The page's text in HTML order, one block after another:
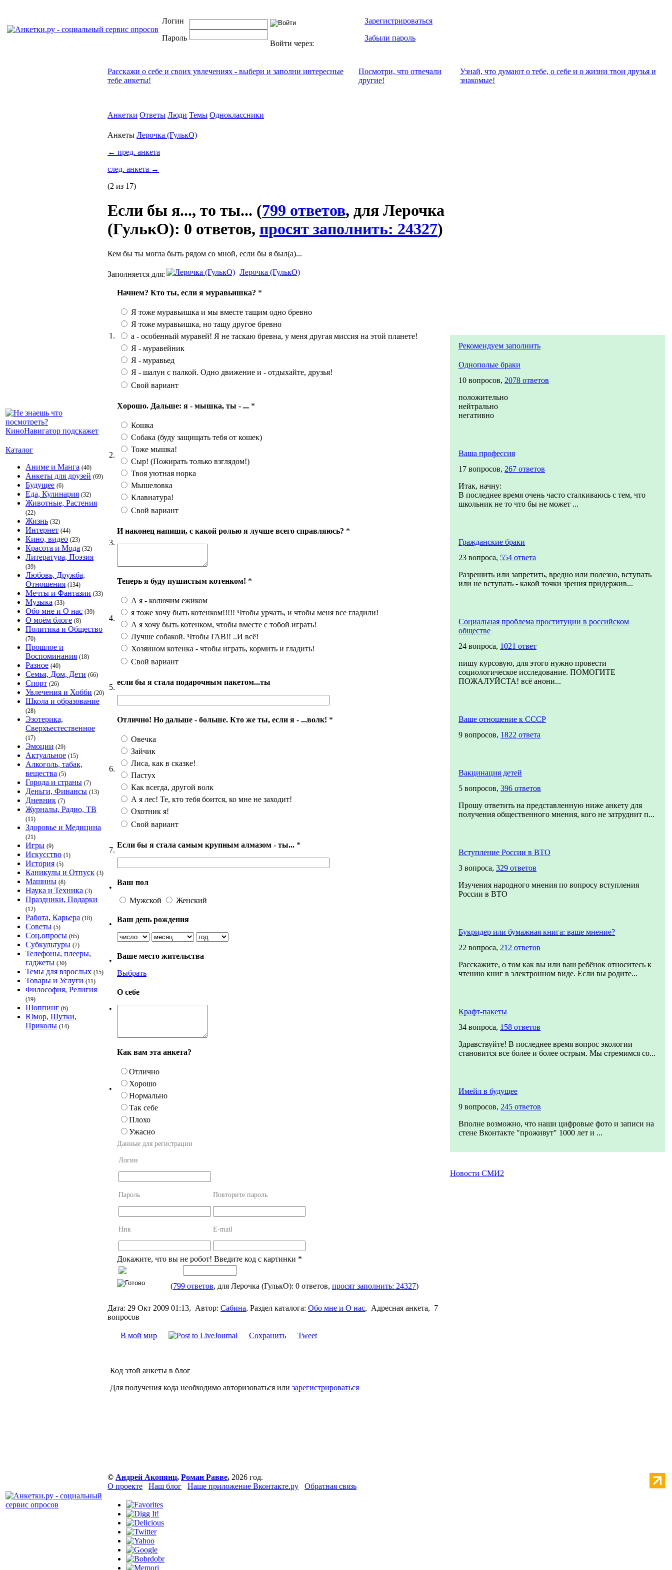
Логин
Пароль
Войти через:
Зарегистрироваться
Забыли пароль
Каталог
Аниме и Манга (40)
Анкеты для друзей (69)
Будущее (6)
Еда, Кулинария (32)
Животные, Растения
(22)
Жизнь (32)
Интернет (44)
Кино, видео (23)
Красота и Мода (32)
Литература, Поэзия
(39)
Любовь, Дружба,
Отношения (134)
Мечты и Фантазии (33)
Музыка (33)
Обо мне и О нас (39)
О моём блоге (8)
Политика и Общество
(70)
Прошлое и
Воспоминания (18)
Разное (40)
Семья, Дом, Дети (66)
Спорт (26)
Увлечения и Хобби (20)
Школа и образование
(28)
Эзотерика,
Сверхъестественное
(17)
Эмоции (29)
Актуальное (15)
Алкоголь, табак,
вещества (5)
Города и страны (7)
Деньги, Финансы (13)
Дневник (7)
Журналы, Радио, ТВ
(11)
Здоровье и Медицина
(21)
Игры (9)
Искусство (1)
История (5)
Каникулы и Отпуск (3)
Машины (8)
Наука и Техника (3)
Праздники, Подарки
(12)
Работа, Карьера (18)
Советы (5)
Соц.опросы (65)
Субкультуры (7)
Телефоны, плееры,
гаджеты (30)
Темы для взрослых (15)
Товары и Услуги (11)
Философия, Религия
(19)
Шоппинг (6)
Юмор, Шутки,
Приколы (14)
Расскажи о себе и своих увлечениях - выбери и заполни интересные
тебе анкеты!
Посмотри, что отвeчали
другие!
Узнай, что думают о тебе, о себе и о жизни твои друзья и
знакомые!
Анкетки Ответы Люди Темы Одноклассники
Анкеты Лерочка (ГулькО)
← пред. анкета
след. анкета →
(2 из 17)
Если бы я..., то ты... (799 ответов, для Лерочка
(ГулькО): 0 ответов, просят заполнить: 24327)
Кем бы ты могла быть рядом со мной, если бы я был(а)...
Заполняется для: Лерочка (ГулькО)
1.
Начнем? Кто ты, если я муравьишка? *
Я тоже муравьишка и мы вместе тащим одно бревно
Я тоже муравьишка, но тащу другое бревно
а - особенный муравей! Я не таскаю бревна, у меня другая миссия на этой планете!
Я - муравейник
Я - муравьед
Я - шалун с палкой. Одно движение и - отдыхайте, друзья!
Свой вариант
2.
Хорошо. Дальше: я - мышка, ты - ... *
Кошка
Собака (буду защищать тебя от кошек)
Тоже мышка!
Сыр! (Пожирать только взглядом!)
Твоя уютная норка
Мышеловка
Клавиатура!
Свой вариант
3.
И наконец напиши, с какой ролью я лучше всего справляюсь? *
4.
Теперь я буду пушистым котенком! *
А я - колючим ежиком
я тоже хочу быть котенком!!!!! Чтобы урчать, и чтобы меня все гладили!
А я хочу быть котенком, чтобы вместе с тобой играть!
Лучше собакой. Чтобы ГАВ!! ..И всё!
Хозяином котенка - чтобы играть, кормить и гладить!
Свой вариант
5.
если бы я стала подарочным пакетом...ты
6.
Отлично! Но дальше - больше. Кто же ты, если я - ...волк! *
Овечка
Зайчик
Лиса, как в сказке!
Пастух
Как всегда, другой волк
А я лес! Те, кто тебя боится, ко мне не заходит!
Охотник я!
Свой вариант
7.
Если бы я стала самым крупным алмазом - ты... *
•
Ваш пол
Мужской Женский
•
Ваш день рождения
•
Ваше место жительства
Выбрать
•
О себе
•
Как вам эта анкета?
Отлично
Хорошо
Нормально
Так себе
Плохо
Ужасно
Данные для регистрации
Логин
Пароль Повторите пароль
Ник E-mail
Докажите, что вы не робот! Введите код с картинки *
(799 ответов, для Лерочка (ГулькО): 0 ответов, просят заполнить: 24327)
Дата: 29 Окт 2009 01:13, Автор: Сабина, Раздел каталога: Обо мне и О нас, Адресная анкета, 7
вопросов
В мой мир Сохранить Tweet
Код этой анкеты в блог
Для получения кода необходимо авторизоваться или зарегистрироваться
Рекомендуем заполнить
Однополые браки
10 вопросов, 2078 ответов
положительно
нейтрально
негативно
Ваша профессия
17 вопросов, 267 ответов
Итак, начну:
В последнее время очень часто сталкиваюсь с тем, что
школьник не то что бы не может ...
Гражданские браки
23 вопроса, 554 ответа
Разрешить или запретить, вредно или полезно, вступать
или не вступать - какой точки зрения придержив...
Социальная проблема проституции в российском
обществе
24 вопроса, 1021 ответ
пишу курсовую, для этого нужно провести
социологическое исследование. ПОМОГИТЕ
ПОЖАЛУЙСТА! всё анони...
Ваше отношение к СССР
9 вопросов, 1822 ответа
Вакцинация детей
5 вопросов, 396 ответов
Прошу ответить на представленную ниже анкету для
получения общественного мнения, кого не затруднит п...
Вступление России в ВТО
3 вопроса, 329 ответов
Изучения народного мнения по вопросу вступления
России в ВТО
Букридер или бумажная книга: ваше мнение?
22 вопроса, 212 ответов
Расскажите, о том как вы или ваш ребёнок относитесь к
чтению книг в электронном виде. Если вы родите...
Крафт-пакеты
34 вопроса, 158 ответов
Здравствуйте! В последнее время вопрос экологии
становится все более и более острым. Мы стремимся со...
Имейл в будущее
9 вопросов, 245 ответов
Вполне возможно, что наши цифровые фото и записи на
стене Вконтакте "проживут" 1000 лет и ...
Новости СМИ2
© Андрей Акопянц, Роман Равве, 2026 год.
О проекте
Наш блог Наше приложение Вконтакте.ру Обратная связь